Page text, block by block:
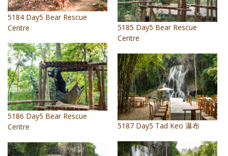
5184 Day5 Bear Rescue
Centre
5185 Day5 Bear Rescue
Centre
5186 Day5 Bear Rescue
Centre
5187 Day5 Tad Keo 瀑布